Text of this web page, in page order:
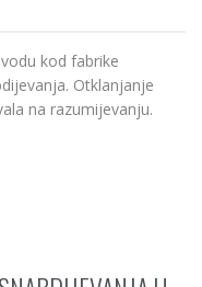
kod fabrike
Otklanjanje
na razumijevanju.